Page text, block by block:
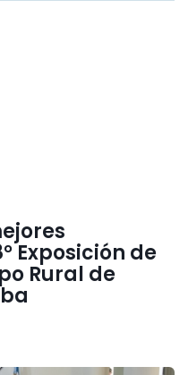
Exposición de
Rural de